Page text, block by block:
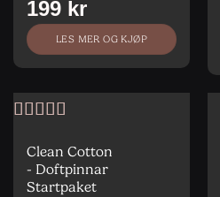
LES MER OG KJØP
Clean Cotton
- Doftpinnar
Startpaket